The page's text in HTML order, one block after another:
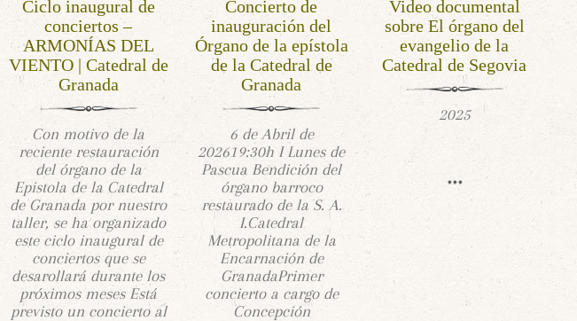
Ciclo inaugural de
conciertos –
ARMONÍAS DEL
VIENTO | Catedral de
Granada
Con motivo de la
reciente restauración
del órgano de la
Epistola de la Catedral
de Granada por nuestro
taller, se ha organizado
este ciclo inaugural de
conciertos que se
desarollará durante los
próximos meses Está
previsto un concierto al
Concierto de
inauguración del
Órgano de la epístola
de la Catedral de
Granada
6 de Abril de
202619:30h I Lunes de
Pascua Bendición del
órgano barroco
restaurado de la S. A.
I.Catedral
Metropolitana de la
Encarnación de
GranadaPrimer
concierto a cargo de
Concepción
Video documental
sobre El órgano del
evangelio de la
Catedral de Segovia
2025